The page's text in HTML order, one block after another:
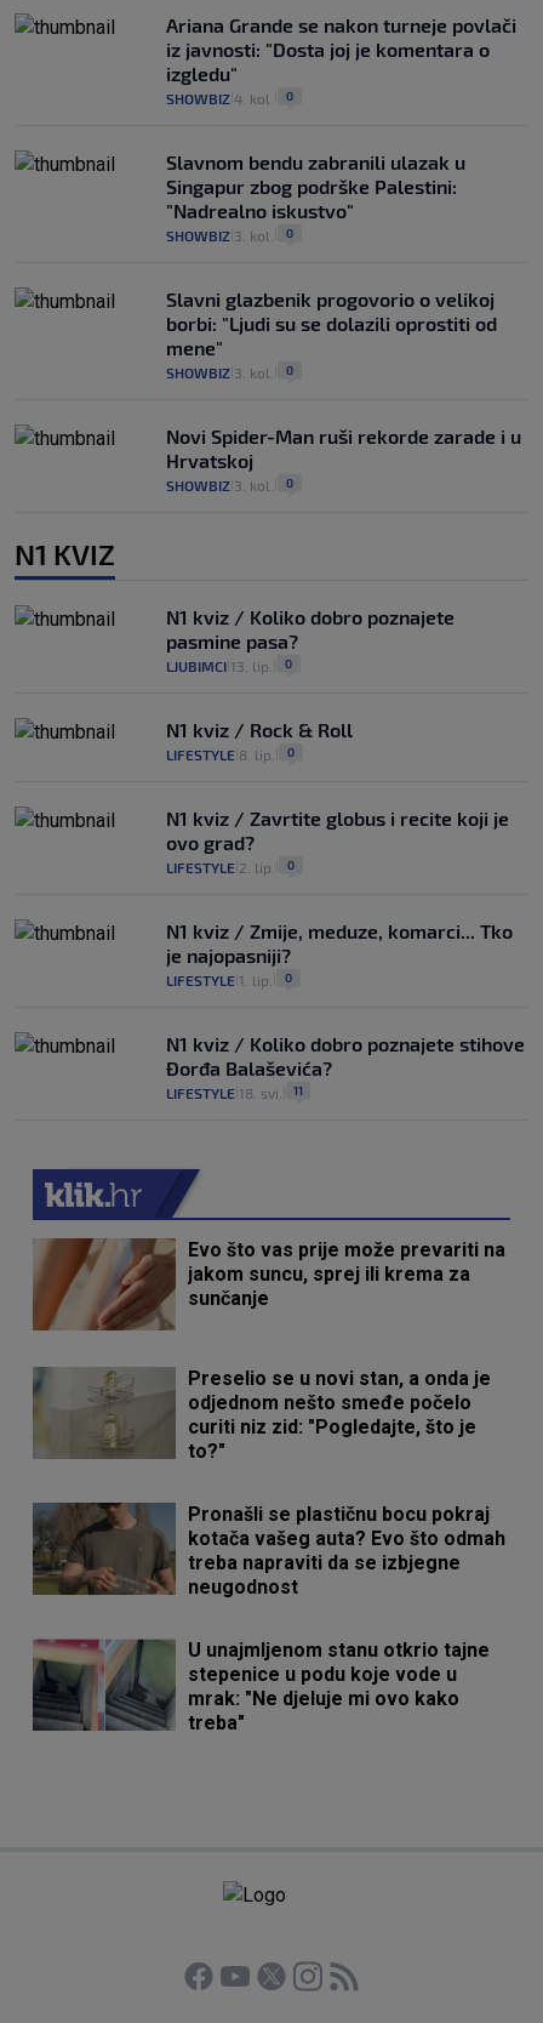
Ariana Grande se nakon turneje povlači
iz javnosti: "Dosta joj je komentara o
izgledu"
SHOWBIZ 4. kol. 0
Slavnom bendu zabranili ulazak u
Singapur zbog podrške Palestini:
"Nadrealno iskustvo"
SHOWBIZ 3. kol. 0
Slavni glazbenik progovorio o velikoj
borbi: "Ljudi su se dolazili oprostiti od
mene"
SHOWBIZ 3. kol. 0
Novi Spider-Man ruši rekorde zarade i u
Hrvatskoj
SHOWBIZ 3. kol. 0
N1 KVIZ
N1 kviz / Koliko dobro poznajete
pasmine pasa?
LJUBIMCI 13. lip. 0
N1 kviz / Rock & Roll
LIFESTYLE 8. lip. 0
N1 kviz / Zavrtite globus i recite koji je
ovo grad?
LIFESTYLE 2. lip. 0
N1 kviz / Zmije, meduze, komarci... Tko
je najopasniji?
LIFESTYLE 1. lip. 0
N1 kviz / Koliko dobro poznajete stihove
Đorđa Balaševića?
LIFESTYLE 18. svi. 11
Evo što vas prije može prevariti na
jakom suncu, sprej ili krema za
sunčanje
Preselio se u novi stan, a onda je
odjednom nešto smeđe počelo
curiti niz zid: "Pogledajte, što je
to?"
Pronašli se plastičnu bocu pokraj
kotača vašeg auta? Evo što odmah
treba napraviti da se izbjegne
neugodnost
U unajmljenom stanu otkrio tajne
stepenice u podu koje vode u
mrak: "Ne djeluje mi ovo kako
treba"